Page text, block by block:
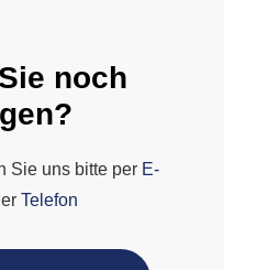
noch
Sie uns bitte per E-
Telefon